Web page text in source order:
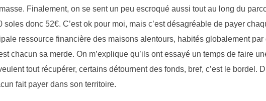
Finalement, on se sent un peu escroqué aussi tout au long du
soles donc 52€. C’est ok pour moi, mais c’est désagréable de payer
ressource financière des maisons alentours, habités globalement par
chacun sa merde. On m’explique qu’ils ont essayé un temps de faire
tout récupérer, certains détournent des fonds, bref, c’est le bordel.
fait payer dans son territoire.